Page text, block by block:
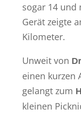
sogar 14 und
Gerät zeigte
Kilometer.
Unweit von
einen kurzen
gelangt zum
kleinen